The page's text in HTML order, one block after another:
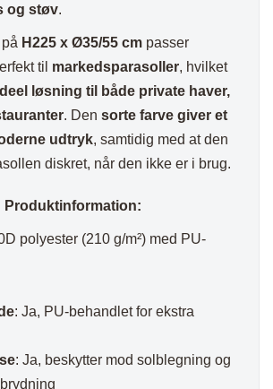
og støv.
H225 x Ø35/55 cm passer
til markedsparasoller, hvilket
løsning til både private haver,
. Den sorte farve giver et
udtryk, samtidig med at den
diskret, når den ikke er i brug.
Produktinformation:
polyester (210 g/m²) med PU-
: Ja, PU-behandlet for ekstra
: Ja, beskytter mod solblegning og